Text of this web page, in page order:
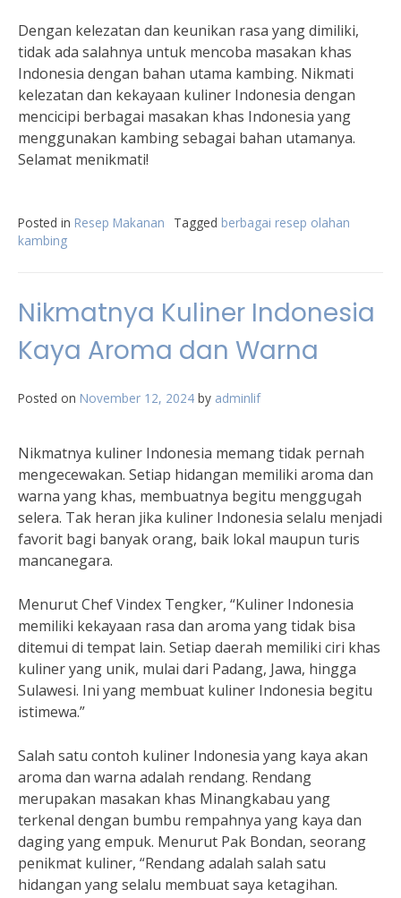
Dengan kelezatan dan keunikan rasa yang dimiliki,
tidak ada salahnya untuk mencoba masakan khas
Indonesia dengan bahan utama kambing. Nikmati
kelezatan dan kekayaan kuliner Indonesia dengan
mencicipi berbagai masakan khas Indonesia yang
menggunakan kambing sebagai bahan utamanya.
Selamat menikmati!
Posted in Resep Makanan Tagged berbagai resep olahan
kambing
Nikmatnya Kuliner Indonesia
Kaya Aroma dan Warna
Posted on November 12, 2024 by adminlif
Nikmatnya kuliner Indonesia memang tidak pernah
mengecewakan. Setiap hidangan memiliki aroma dan
warna yang khas, membuatnya begitu menggugah
selera. Tak heran jika kuliner Indonesia selalu menjadi
favorit bagi banyak orang, baik lokal maupun turis
mancanegara.
Menurut Chef Vindex Tengker, “Kuliner Indonesia
memiliki kekayaan rasa dan aroma yang tidak bisa
ditemui di tempat lain. Setiap daerah memiliki ciri khas
kuliner yang unik, mulai dari Padang, Jawa, hingga
Sulawesi. Ini yang membuat kuliner Indonesia begitu
istimewa.”
Salah satu contoh kuliner Indonesia yang kaya akan
aroma dan warna adalah rendang. Rendang
merupakan masakan khas Minangkabau yang
terkenal dengan bumbu rempahnya yang kaya dan
daging yang empuk. Menurut Pak Bondan, seorang
penikmat kuliner, “Rendang adalah salah satu
hidangan yang selalu membuat saya ketagihan.